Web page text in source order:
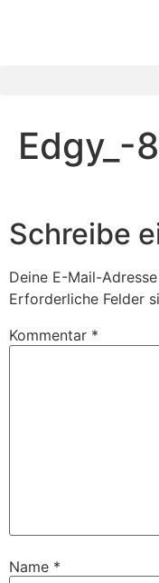
Edgy_-
Schreibe
Deine E-Mail-
Erforderliche Felder
Kommentar *
Name *